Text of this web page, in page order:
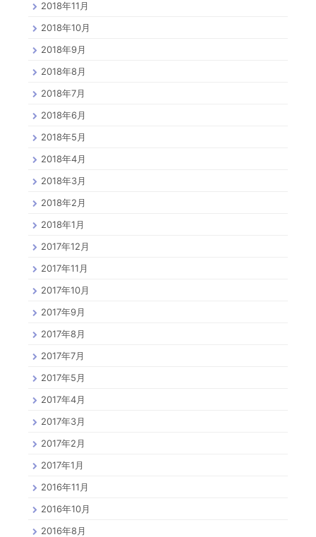
2018年11月
2018年10月
2018年9月
2018年8月
2018年7月
2018年6月
2018年5月
2018年4月
2018年3月
2018年2月
2018年1月
2017年12月
2017年11月
2017年10月
2017年9月
2017年8月
2017年7月
2017年5月
2017年4月
2017年3月
2017年2月
2017年1月
2016年11月
2016年10月
2016年8月